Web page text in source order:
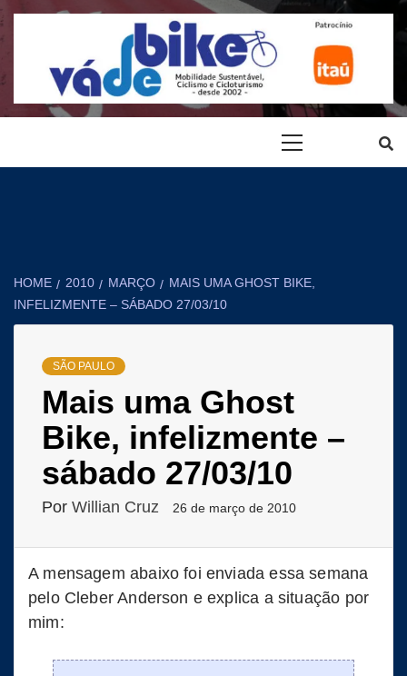
conteúdo
VÁ DE BIKE
MOBILIDADE URBANA SUSTENTÁVEL, CICLOVIAS, CICLISMO,
HOME 2010 MARÇO
MAIS UMA GHOST BIKE,
INFELIZMENTE – SÁBADO 27/03/10
SÃO PAULO
Mais uma Ghost
Bike, infelizmente –
sábado 27/03/10
Por Willian Cruz 26 de março de 2010
A mensagem abaixo foi enviada essa semana
pelo Cleber Anderson e explica a situação por
mim: